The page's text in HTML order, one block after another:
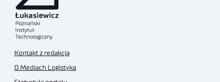
Kontakt z redakcją
O Mediach Logistyka